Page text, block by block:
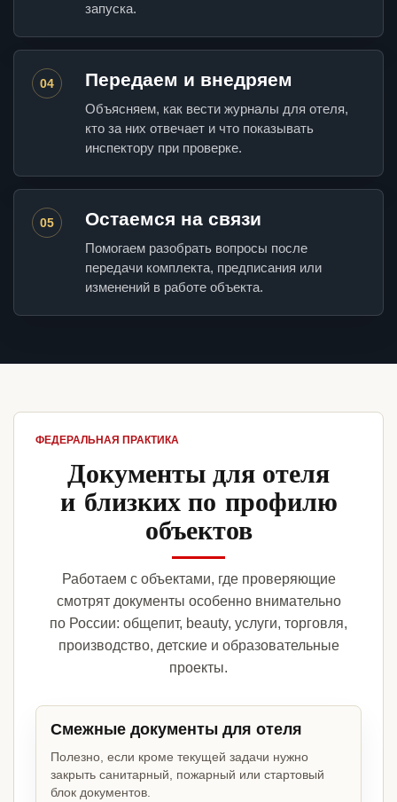
запуска.
04 Передаем и внедряем
Объясняем, как вести журналы для отеля,
кто за них отвечает и что показывать
инспектору при проверке.
05 Остаемся на связи
Помогаем разобрать вопросы после
передачи комплекта, предписания или
изменений в работе объекта.
ФЕДЕРАЛЬНАЯ ПРАКТИКА
Документы для отеля
и близких по профилю
объектов
Работаем с объектами, где проверяющие
смотрят документы особенно внимательно
по России: общепит, beauty, услуги, торговля,
производство, детские и образовательные
проекты.
Смежные документы для отеля
Полезно, если кроме текущей задачи нужно
закрыть санитарный, пожарный или стартовый
блок документов.